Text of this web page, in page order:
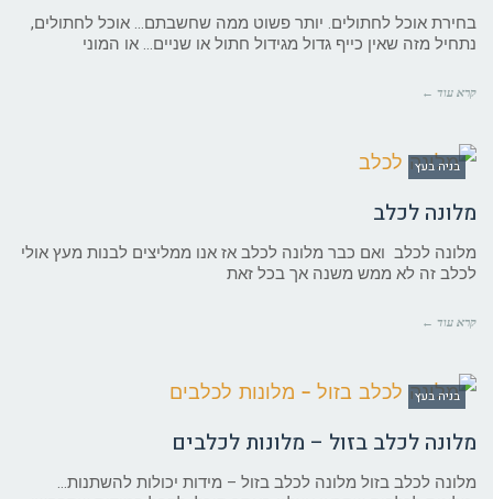
בחירת אוכל לחתולים. יותר פשוט ממה שחשבתם… אוכל לחתולים,
נתחיל מזה שאין כייף גדול מגידול חתול או שניים… או המוני
קרא עוד ←
בניה בעץ
מלונה לכלב
מלונה לכלב ואם כבר מלונה לכלב אז אנו ממליצים לבנות מעץ אולי
לכלב זה לא ממש משנה אך בכל זאת
קרא עוד ←
בניה בעץ
מלונה לכלב בזול – מלונות לכלבים
מלונה לכלב בזול מלונה לכלב בזול – מידות יכולות להשתנות…